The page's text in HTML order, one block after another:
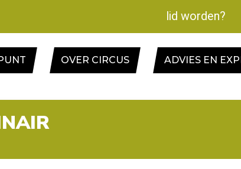
lid worden?
OVER CIRCUS ADVIES EN